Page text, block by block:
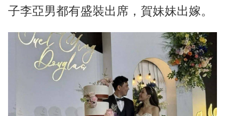
子李亞男都有盛裝出席，賀妹妹出嫁。